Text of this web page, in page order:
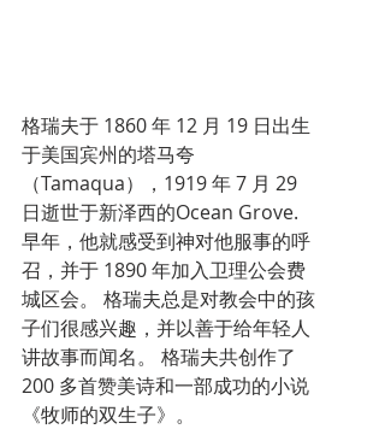
格瑞夫于 1860 年 12 月 19 日出生
于美国宾州的塔马夸
（Tamaqua），1919 年 7 月 29
日逝世于新泽西的Ocean Grove.
早年，他就感受到神对他服事的呼
召，并于 1890 年加入卫理公会费
城区会。 格瑞夫总是对教会中的孩
子们很感兴趣，并以善于给年轻人
讲故事而闻名。 格瑞夫共创作了
200 多首赞美诗和一部成功的小说
《牧师的双生子》。